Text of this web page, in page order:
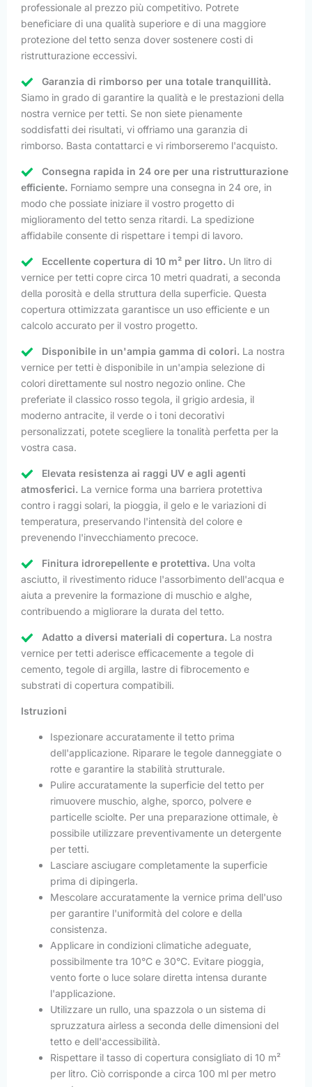
professionale al prezzo più competitivo. Potrete
beneficiare di una qualità superiore e di una maggiore
protezione del tetto senza dover sostenere costi di
ristrutturazione eccessivi.
Garanzia di rimborso per una totale tranquillità.
Siamo in grado di garantire la qualità e le prestazioni della
nostra vernice per tetti. Se non siete pienamente
soddisfatti dei risultati, vi offriamo una garanzia di
rimborso. Basta contattarci e vi rimborseremo l'acquisto.
Consegna rapida in 24 ore per una ristrutturazione
efficiente. Forniamo sempre una consegna in 24 ore, in
modo che possiate iniziare il vostro progetto di
miglioramento del tetto senza ritardi. La spedizione
affidabile consente di rispettare i tempi di lavoro.
Eccellente copertura di 10 m² per litro. Un litro di
vernice per tetti copre circa 10 metri quadrati, a seconda
della porosità e della struttura della superficie. Questa
copertura ottimizzata garantisce un uso efficiente e un
calcolo accurato per il vostro progetto.
Disponibile in un'ampia gamma di colori. La nostra
vernice per tetti è disponibile in un'ampia selezione di
colori direttamente sul nostro negozio online. Che
preferiate il classico rosso tegola, il grigio ardesia, il
moderno antracite, il verde o i toni decorativi
personalizzati, potete scegliere la tonalità perfetta per la
vostra casa.
Elevata resistenza ai raggi UV e agli agenti
atmosferici. La vernice forma una barriera protettiva
contro i raggi solari, la pioggia, il gelo e le variazioni di
temperatura, preservando l'intensità del colore e
prevenendo l'invecchiamento precoce.
Finitura idrorepellente e protettiva. Una volta
asciutto, il rivestimento riduce l'assorbimento dell'acqua e
aiuta a prevenire la formazione di muschio e alghe,
contribuendo a migliorare la durata del tetto.
Adatto a diversi materiali di copertura. La nostra
vernice per tetti aderisce efficacemente a tegole di
cemento, tegole di argilla, lastre di fibrocemento e
substrati di copertura compatibili.
Istruzioni
Ispezionare accuratamente il tetto prima
dell'applicazione. Riparare le tegole danneggiate o
rotte e garantire la stabilità strutturale.
Pulire accuratamente la superficie del tetto per
rimuovere muschio, alghe, sporco, polvere e
particelle sciolte. Per una preparazione ottimale, è
possibile utilizzare preventivamente un detergente
per tetti.
Lasciare asciugare completamente la superficie
prima di dipingerla.
Mescolare accuratamente la vernice prima dell'uso
per garantire l'uniformità del colore e della
consistenza.
Applicare in condizioni climatiche adeguate,
possibilmente tra 10°C e 30°C. Evitare pioggia,
vento forte o luce solare diretta intensa durante
l'applicazione.
Utilizzare un rullo, una spazzola o un sistema di
spruzzatura airless a seconda delle dimensioni del
tetto e dell'accessibilità.
Rispettare il tasso di copertura consigliato di 10 m²
per litro. Ciò corrisponde a circa 100 ml per metro